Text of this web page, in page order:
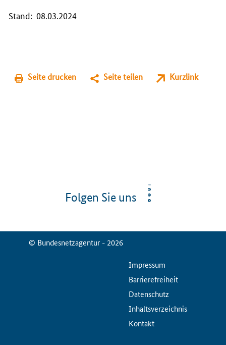
Stand: 08.03.2024
Seite drucken Seite teilen Kurzlink
Folgen Sie uns
© Bundesnetzagentur - 2026
ServiceMenuImpressum
Barrierefreiheit
Datenschutz
Inhaltsverzeichnis
Kontakt